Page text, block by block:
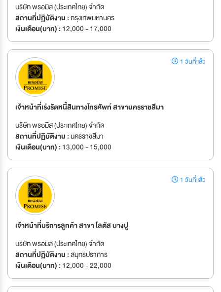
บริษัท พรอมิส (ประเทศไทย) จำกัด
สถานที่ปฏิบัติงาน :กรุงเทพมหานคร
เงินเดือน(บาท) : 12,000 - 17,000
1 วันที่แล้ว
เจ้าหน้าที่เร่งรัดหนี้สินทางโทรศัพท์ สาขานครราชสีมา
บริษัท พรอมิส (ประเทศไทย) จำกัด
สถานที่ปฏิบัติงาน :นครราชสีมา
เงินเดือน(บาท) : 13,000 - 15,000
1 วันที่แล้ว
เจ้าหน้าที่บริการลูกค้า สาขา โลตัส บางปู
บริษัท พรอมิส (ประเทศไทย) จำกัด
สถานที่ปฏิบัติงาน :สมุทรปราการ
เงินเดือน(บาท) : 12,000 - 22,000